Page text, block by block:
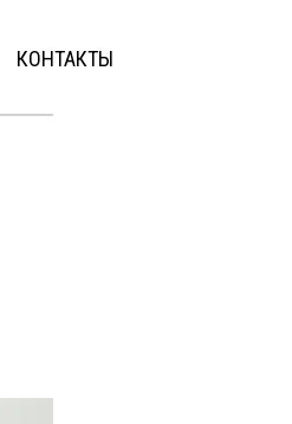
КОНТАКТЫ